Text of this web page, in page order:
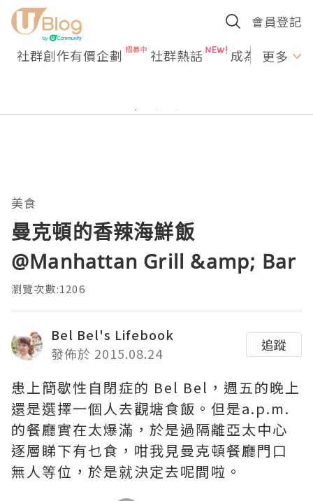
會員登記
社群創作有價企劃 社群熱話 成為U更多
美食
曼克頓的香辣海鮮飯
@Manhattan Grill &amp; Bar
瀏覽次數:1206
Bel Bel's Lifebook
發佈於 2015.08.24
追蹤
患上簡歇性自閉症的 Bel Bel，週五的晚上
還是選擇一個人去觀塘食飯。但是a.p.m.
的餐廳實在太爆滿，於是過隔離亞太中心
逐層睇下有乜食，咁我見曼克頓餐廳門口
無人等位，於是就決定去呢間啦。